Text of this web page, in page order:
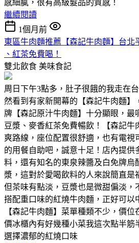
感細膩，很有高級髮品的質感！
繼續閱讀
1個月前
東區牛肉麵推薦【森記牛肉麵】台北
、紅茶免費喝！
雙北飲食 美味食記
周日下午3點多，肚子很餓的我走在
然看到有家新開幕的【森記牛肉麵】
牌【森記原汁牛肉麵】十分顯眼，最
豆漿、麥香紅茶免費暢飲！【森記牛
爽路線，座位配置很舒適，也有電視
的用餐自助吧，誠意十足！店內提供
料，還有知名的東泉辣醬及白免牌烏
漿，這對於愛喝飲料的人來說簡直是
但茶味有點淡，豆漿也是微甜偏淡，
搭配重口味的紅燒牛肉麵，正好可以
【森記牛肉麵】菜單種類不少，價
價冰櫃內有好幾種小菜我這次點半筋
選擇濃郁的紅燒口味